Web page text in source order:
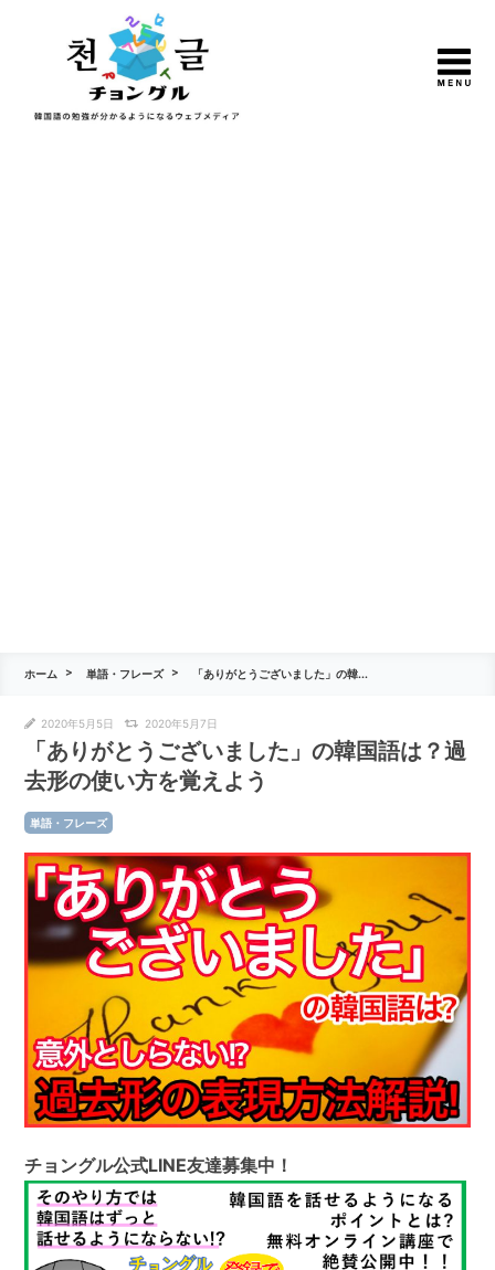
ホーム 単語・フレーズ 「ありがとうございました」の韓...
2020年5月5日 2020年5月7日
「ありがとうございました」の韓国語は？過
去形の使い方を覚えよう
単語・フレーズ
チョングル公式LINE友達募集中！